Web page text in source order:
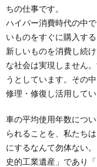
ちの仕事です。
ハイパー消費時代の中
いものをすぐに購入す
新しいものを消費し続
な社会は実現しません
うとしています。その
修理・修復し活用してい
車の平均使用年数につ
られることを、私たち
にするなんて勿体ない
史的工業遺産」であり